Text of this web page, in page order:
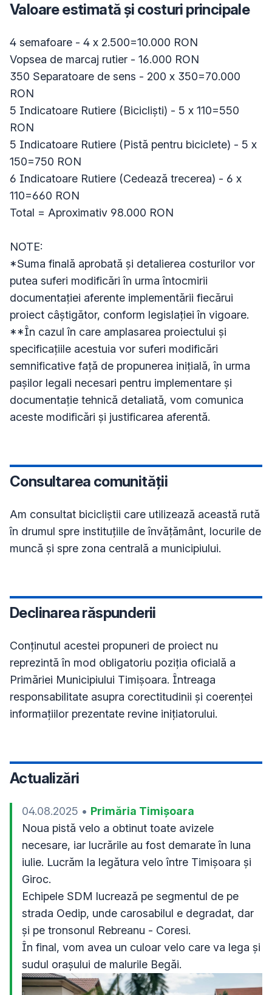
Valoare estimată și costuri principale
4 semafoare - 4 x 2.500=10.000 RON
Vopsea de marcaj rutier - 16.000 RON
350 Separatoare de sens - 200 x 350=70.000
RON
5 Indicatoare Rutiere (Bicicliști) - 5 x 110=550
RON
5 Indicatoare Rutiere (Pistă pentru biciclete) - 5 x
150=750 RON
6 Indicatoare Rutiere (Cedează trecerea) - 6 x
110=660 RON
Total = Aproximativ 98.000 RON
NOTE:
*Suma finală aprobată și detalierea costurilor vor
putea suferi modificări în urma întocmirii
documentației aferente implementării fiecărui
proiect câștigător, conform legislației în vigoare.
**În cazul în care amplasarea proiectului și
specificațiile acestuia vor suferi modificări
semnificative față de propunerea inițială, în urma
pașilor legali necesari pentru implementare și
documentație tehnică detaliată, vom comunica
aceste modificări și justificarea aferentă.
Consultarea comunității
Am consultat bicicliștii care utilizează această rută
în drumul spre instituțiile de învățământ, locurile de
muncă și spre zona centrală a municipiului.
Declinarea răspunderii
Conţinutul acestei propuneri de proiect nu
reprezintă în mod obligatoriu poziţia oficială a
Primăriei Municipiului Timișoara. Întreaga
responsabilitate asupra corectitudinii și coerenței
informațiilor prezentate revine inițiatorului.
Actualizări
04.08.2025 • Primăria Timișoara
Noua pistă velo a obtinut toate avizele
necesare, iar lucrările au fost demarate în luna
iulie. Lucrăm la legătura velo între Timișoara și
Giroc.
Echipele SDM lucrează pe segmentul de pe
strada Oedip, unde carosabilul e degradat, dar
și pe tronsonul Rebreanu - Coresi.
În final, vom avea un culoar velo care va lega și
sudul orașului de malurile Begăi.